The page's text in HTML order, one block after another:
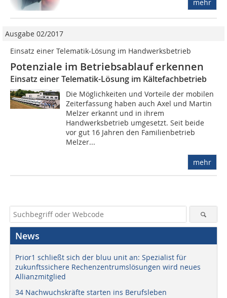
mehr
Ausgabe 02/2017
Einsatz einer Telematik-Lösung im Handwerksbetrieb
Potenziale im Betriebsablauf erkennen
Einsatz einer Telematik-Lösung im Kältefachbetrieb
Die Möglichkeiten und Vorteile der mobilen
Zeiterfassung haben auch Axel und Martin
Melzer erkannt und in ihrem
Handwerksbetrieb umgesetzt. Seit beide
vor gut 16 Jahren den Familienbetrieb
Melzer...
mehr
News
Prior1 schließt sich der bluu unit an: Spezialist für
zukunftssichere Rechenzentrumslösungen wird neues
Allianzmitglied
34 Nachwuchskräfte starten ins Berufsleben